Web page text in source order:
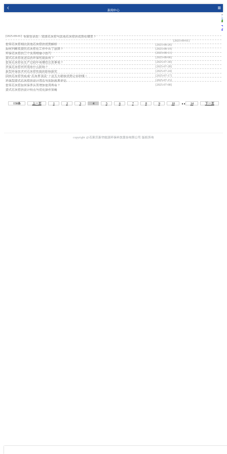
新闻中心
[2025-09-01] 专家告诉您：双膛石灰窑与其他石灰窑的优势在哪里？
[2025-09-01]
套筒石灰窑相比其他石灰窑的优势解析
[2025-08-26]
如何判断双梁氏石灰窑在工作中出了故障？
[2025-08-19]
环保石灰窑的三个实用维修小技巧
[2025-08-11]
梁式石灰窑改进后的环保性能如何？
[2025-08-06]
套筒石灰窑在生产过程中有哪些注意事项？
[2025-07-30]
环保石灰窑对环境有什么影响？
[2025-07-28]
新型环保技术对石灰窑性能的影响探究
[2025-07-24]
回转石灰窑凭啥成“石灰界顶流”？这五大硬核优势让你秒懂！
[2025-07-17]
环保型梁式石灰窑的设计理念与实际效果评估
[2025-07-15]
套筒石灰窑如何保养从而增加使用寿命？
[2025-07-08]
梁式石灰窑的设计特点与优化操作策略
158条 上一页 1 2 3 4 5 6 7 8 9 10 .. 14 下一页
copyright @石家庄新华能源环保科技股份有限公司 版权所有